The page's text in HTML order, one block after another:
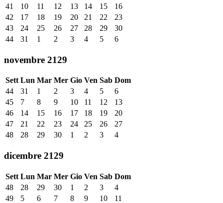
41
10 11 12 13 14 15
16
42
17 18 19 20 21 22
23
43
24 25 26 27 28 29
30
44
31 1 2 3 4 5 6
novembre 2129
Sett Lun Mar Mer Gio Ven Sab Dom
44
31 1 2 3 4 5
6
45
7 8 9 10 11 12
13
46
14 15 16 17 18 19
20
47
21 22 23 24 25 26
27
48
28 29 30 1 2 3 4
dicembre 2129
Sett Lun Mar Mer Gio Ven Sab Dom
48
28 29 30 1 2 3
4
49
5 6 7 8 9 10
11